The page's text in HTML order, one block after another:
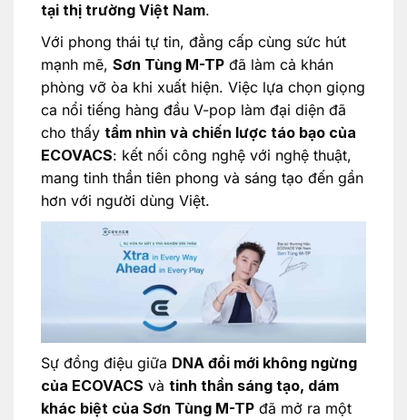
tại thị trường Việt Nam.
Với phong thái tự tin, đẳng cấp cùng sức hút
mạnh mẽ, Sơn Tùng M-TPđã làm cả khán
phòng vỡ òa khi xuất hiện. Việc lựa chọn giọng
ca nổi tiếng hàng đầu V-pop làm đại diện đã
cho thấy tầm nhìn và chiến lược táo bạo của
ECOVACS: kết nối công nghệ với nghệ thuật,
mang tinh thần tiên phong và sáng tạo đến gần
hơn với người dùng Việt.
Sự đồng điệu giữa DNA đổi mới không ngừng
của ECOVACS và tinh thần sáng tạo, dám
khác biệt của Sơn Tùng M-TPđã mở ra một